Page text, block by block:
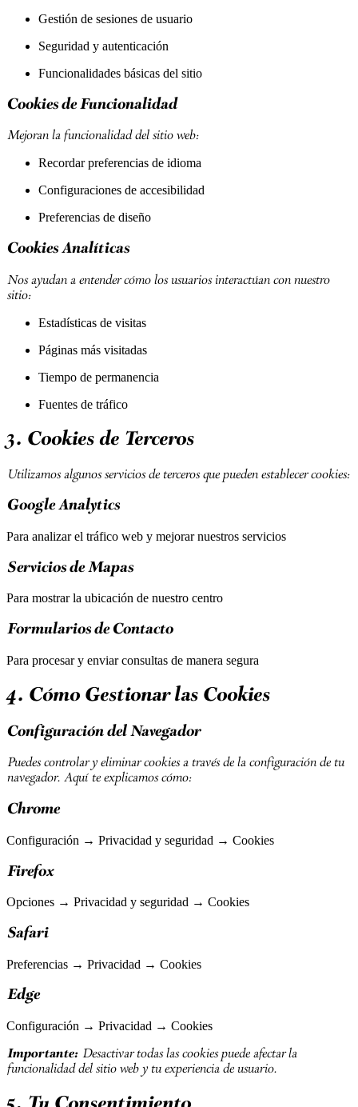
Gestión de sesiones de usuario
Seguridad y autenticación
Funcionalidades básicas del sitio
Cookies de Funcionalidad
Mejoran la funcionalidad del sitio web:
Recordar preferencias de idioma
Configuraciones de accesibilidad
Preferencias de diseño
Cookies Analíticas
Nos ayudan a entender cómo los usuarios interactúan con nuestro
sitio:
Estadísticas de visitas
Páginas más visitadas
Tiempo de permanencia
Fuentes de tráfico
3. Cookies de Terceros
Utilizamos algunos servicios de terceros que pueden establecer cookies:
Google Analytics
Para analizar el tráfico web y mejorar nuestros servicios
Servicios de Mapas
Para mostrar la ubicación de nuestro centro
Formularios de Contacto
Para procesar y enviar consultas de manera segura
4. Cómo Gestionar las Cookies
Configuración del Navegador
Puedes controlar y eliminar cookies a través de la configuración de tu
navegador. Aquí te explicamos cómo:
Chrome
Configuración → Privacidad y seguridad → Cookies
Firefox
Opciones → Privacidad y seguridad → Cookies
Safari
Preferencias → Privacidad → Cookies
Edge
Configuración → Privacidad → Cookies
Importante: Desactivar todas las cookies puede afectar la
funcionalidad del sitio web y tu experiencia de usuario.